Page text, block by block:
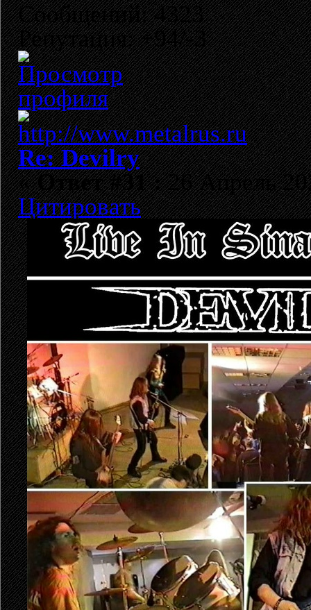
Сообщений: 4323
Репутация: +94/-3
Re: Devilry
«Ответ #31 :26 Апрель
Цитировать